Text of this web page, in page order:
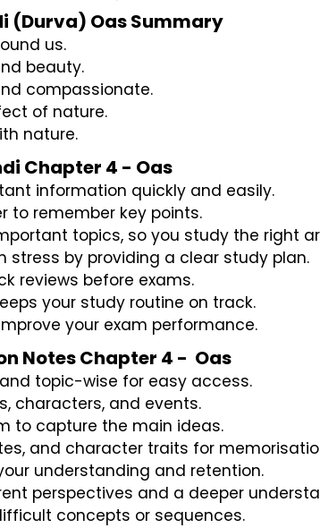
(Durva) Oas Summary
us.
beauty.
compassionate.
of nature.
nature.
Chapter 4 - Oas
information quickly and easily.
to remember key points.
topics, so you study the right
stress by providing a clear study plan.
reviews before exams.
your study routine on track.
your exam performance.
Notes Chapter 4 - Oas
topic-wise for easy access.
characters, and events.
to capture the main ideas.
and character traits for
understanding and retention.
perspectives and a deeper
concepts or sequences.